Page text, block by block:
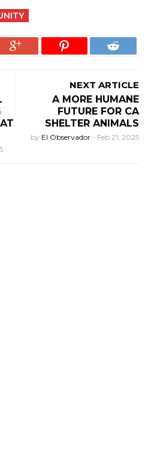
NEXT ARTICLE
A MORE HUMANE
FUTURE FOR CA
SHELTER ANIMALS
by El Observador - Feb 21, 2025